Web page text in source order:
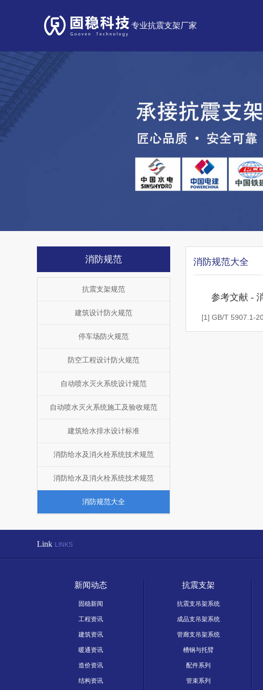
专业抗震支架厂家
消防规范
抗震支架规范
建筑设计防火规范
停车场防火规范
防空工程设计防火规范
自动喷水灭火系统设计规范
自动喷水灭火系统施工及验收规范
建筑给水排水设计标准
消防给水及消火栓系统技术规范
消防给水及消火栓系统技术规范
消防规范大全
消防规范大全
参考文献 -
[1] GB/T 5907.1-
Link LINKS
新闻动态
固稳新闻
工程资讯
建筑资讯
暖通资讯
造价资讯
结构资讯
抗震支架
抗震支吊架系统
成品支吊架系统
管廊支吊架系统
槽钢与托臂
配件系列
管束系列